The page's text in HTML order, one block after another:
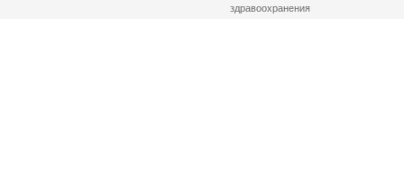
здравоохранения